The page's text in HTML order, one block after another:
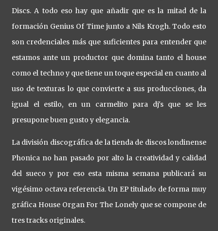
Discs. A todo eso hay que añadir que es la mitad de la
formación Genius Of Time junto a Nils Krogh. Todo esto
son credenciales más que suficientes para entender que
estamos ante un productor que domina tanto el house
como el techno y que tiene un toque especial en cuanto al
uso de texturas lo que convierte a sus producciones, da
igual el estilo, en un carmelito para dj's que se les
presupone buen gusto y elegancia.
La división discográfica de la tienda de discos londinense
Phonica no han pasado por alto la creatividad y calidad
del sueco y por eso esta misma semana publicará su
vigésimo octava referencia. Un EP titulado de forma muy
gráfica House Organ For The Lonely que se compone de
tres tracks originales.